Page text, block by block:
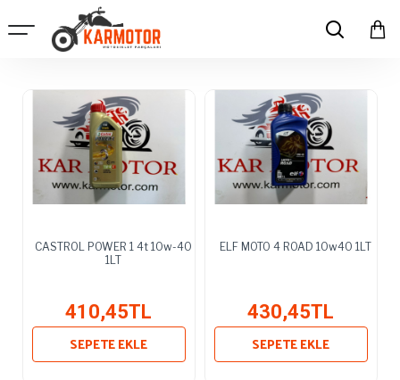
CASTROL POWER 1 4t 10w-40
1LT
410,45TL
SEPETE EKLE
ELF MOTO 4 ROAD 10w40 1LT
430,45TL
SEPETE EKLE